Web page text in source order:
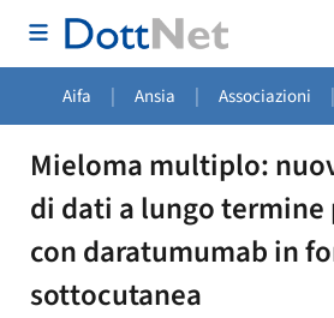
Aifa | Ansia | Associazioni |
Mieloma multiplo:
di dati a lungo termine
con daratumumab in
sottocutanea